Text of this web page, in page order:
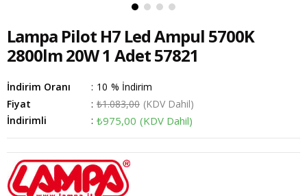
Lampa Pilot H7 Led Ampul 5700K
2800lm 20W 1 Adet 57821
İndirim Oranı : %
10
İndirim
Fiyat
: ₺1.083,00 (KDV Dahil)
İndirimli
: ₺975,00 (KDV Dahil)